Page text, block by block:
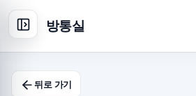
방통실
뒤로 가기